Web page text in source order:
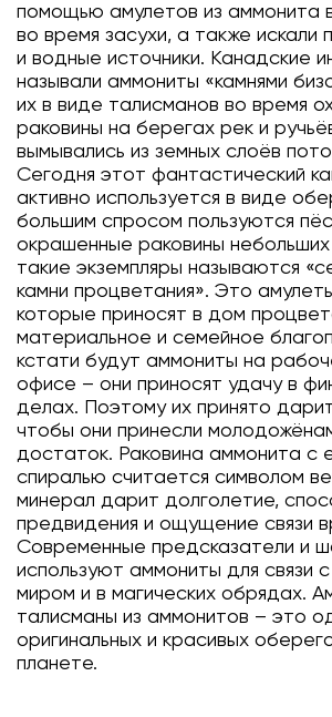
помощью амулетов из аммонита
во время засухи, а также искали
и водные источники. Канадские
называли аммониты «камнями
их в виде талисманов во время
раковины на берегах рек и
вымывались из земных слоёв
Сегодня этот фантастический
активно используется в виде
большим спросом пользуются
окрашенные раковины
такие экземпляры называются
камни процветания». Это
которые приносят в дом
материальное и семейное
кстати будут аммониты на
офисе – они приносят удачу в
делах. Поэтому их принято
чтобы они принесли
достаток. Раковина аммонита с
спиралью считается символом
минерал дарит долголетие,
предвидения и ощущение связи
Современные предсказатели и
используют аммониты для связи
миром и в магических обрядах.
талисманы из аммонитов – это
оригинальных и красивых
планете.